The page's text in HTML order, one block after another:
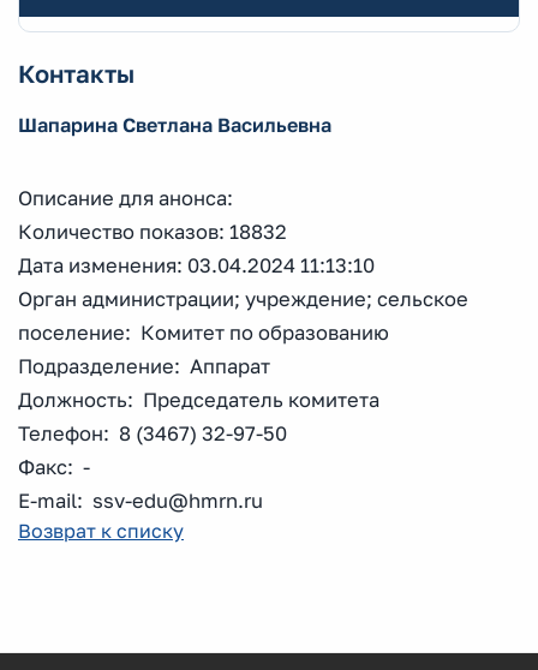
Контакты
Шапарина Светлана Васильевна
Описание для анонса:
Количество показов: 18832
Дата изменения: 03.04.2024 11:13:10
Орган администрации; учреждение; сельское
поселение: Комитет по образованию
Подразделение: Аппарат
Должность: Председатель комитета
Телефон: 8 (3467) 32-97-50
Факс: -
E-mail: ssv-edu@hmrn.ru
Возврат к списку